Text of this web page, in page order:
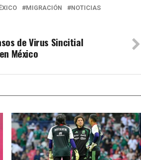
MIGRACIÓN NOTICIAS
de Virus Sincitial
México